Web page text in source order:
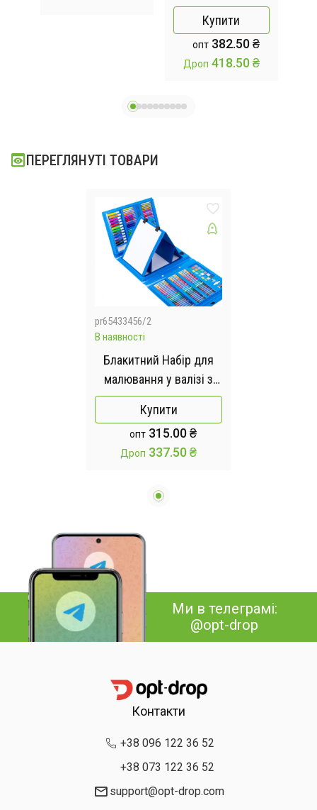
малювання з
підсвічуванням
Projector Painting
РОЖОВИЙ
Купити
опт382.50 ₴
Дроп 418.50 ₴
ПЕРЕГЛЯНУТІ ТОВАРИ
pr65433456/2
В наявності
Блакитний Набір для
малювання у валізі з
мольбертом 208
предметів
Купити
опт 315.00 ₴
Дроп 337.50 ₴
Ми в телеграмі:
@opt-drop
Контакти
+38 096 122 36 52
+38 073 122 36 52
support@opt-drop.com